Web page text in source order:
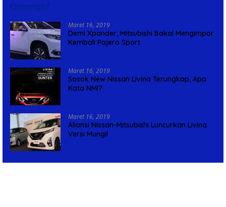
Otomotif
Maret 16, 2019
Demi Xpander, Mitsubishi Bakal Mengimpor
Kembali Pajero Sport
Maret 16, 2019
Sosok New Nissan Livina Terungkap, Apa
Kata NMI?
Maret 16, 2019
Aliansi Nissan-Mitsubishi Luncurkan Livina
Versi Mungil